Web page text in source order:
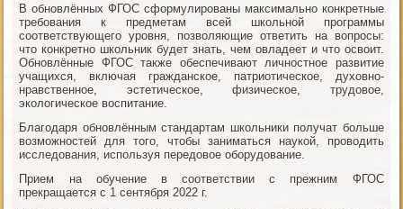
В обновлённых ФГОС сформулированы максимально конкретные
требования к предметам всей школьной программы
соответствующего уровня, позволяющие ответить на вопросы:
что конкретно школьник будет знать, чем овладеет и что освоит.
Обновлённые ФГОС также обеспечивают личностное развитие
учащихся, включая гражданское, патриотическое, духовно-
нравственное, эстетическое, физическое, трудовое,
экологическое воспитание.
Благодаря обновлённым стандартам школьники получат больше
возможностей для того, чтобы заниматься наукой, проводить
исследования, используя передовое оборудование.
Прием на обучение в соответствии с прежним ФГОС
прекращается с 1 сентября 2022 г.